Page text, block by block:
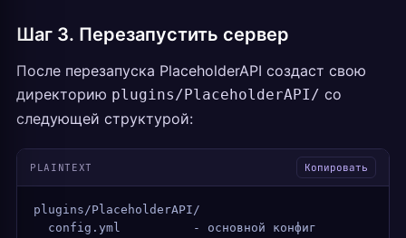
Шаг 3. Перезапустить сервер
После перезапуска PlaceholderAPI создаст свою
директорию plugins/PlaceholderAPI/ со
следующей структурой:
PLAINTEXT Копировать
plugins/PlaceholderAPI/
  config.yml          - основной конфиг